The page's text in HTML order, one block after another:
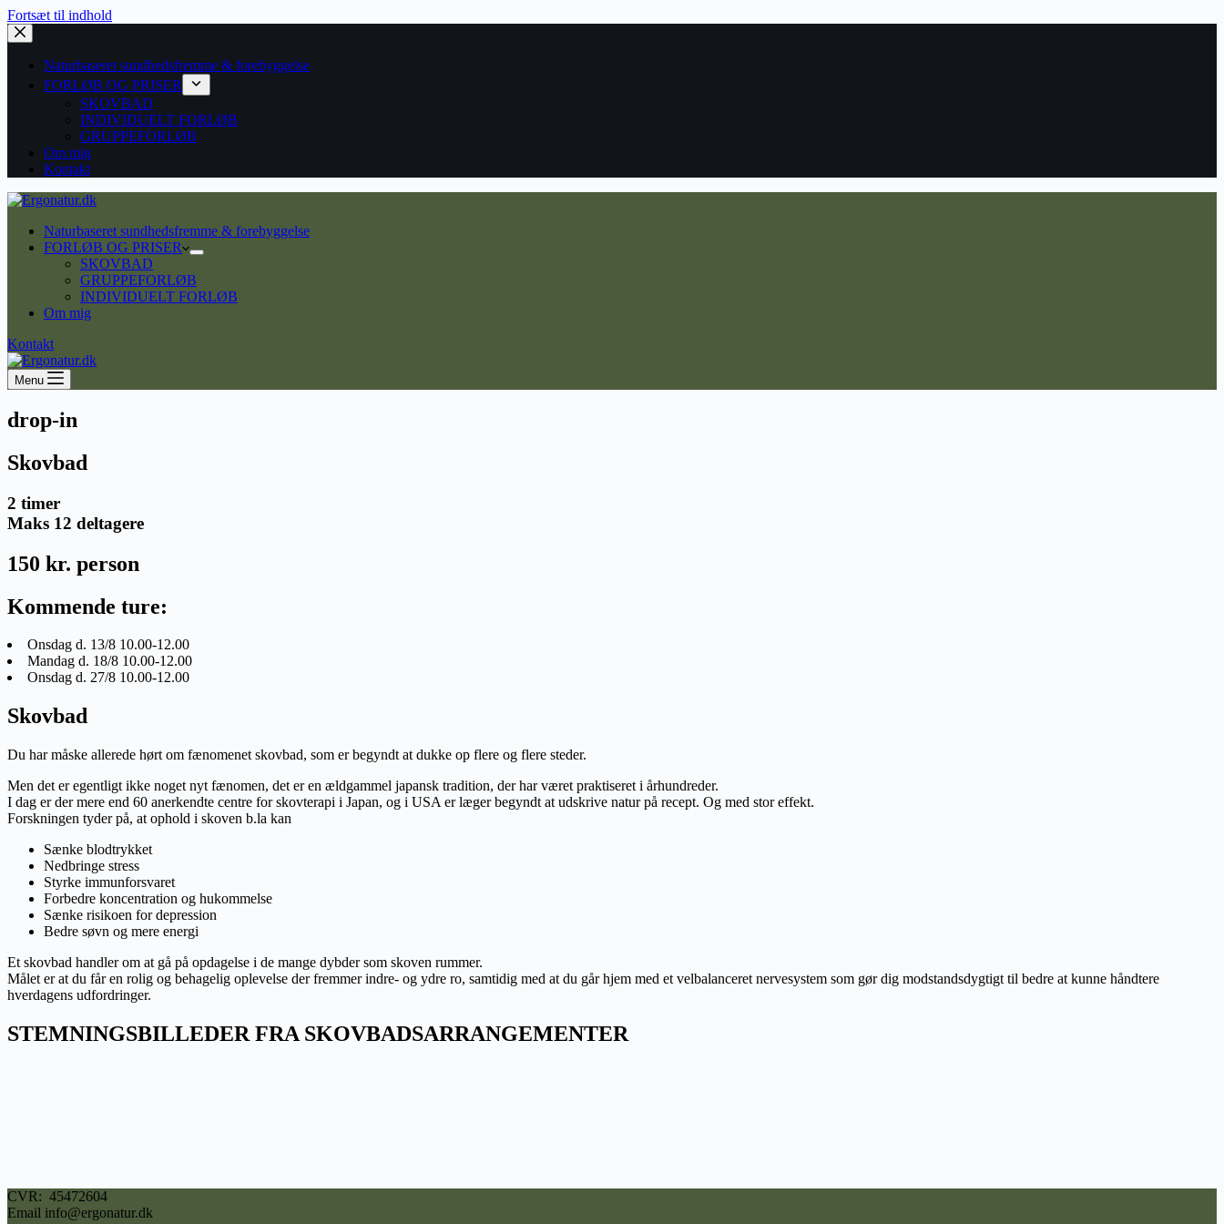
Fortsæt til indhold
Naturbaseret sundhedsfremme & forebyggelse
FORLØB OG PRISER
SKOVBAD
INDIVIDUELT FORLØB
GRUPPEFORLØB
Om mig
Kontakt
Naturbaseret sundhedsfremme & forebyggelse
FORLØB OG PRISER
SKOVBAD
GRUPPEFORLØB
INDIVIDUELT FORLØB
Om mig
Kontakt
Menu
drop-in
Skovbad
2 timer
Maks 12 deltagere
150 kr. person
Kommende ture:
Onsdag d. 13/8 10.00-12.00
Mandag d. 18/8 10.00-12.00
Onsdag d. 27/8 10.00-12.00
Skovbad
Du har måske allerede hørt om fænomenet skovbad, som er begyndt at dukke op flere og flere steder.
Men det er egentligt ikke noget nyt fænomen, det er en ældgammel japansk tradition, der har været praktiseret i århundreder.
I dag er der mere end 60 anerkendte centre for skovterapi i Japan, og i USA er læger begyndt at udskrive natur på recept. Og med stor effekt.
Forskningen tyder på, at ophold i skoven b.la kan
Sænke blodtrykket
Nedbringe stress
Styrke immunforsvaret
Forbedre koncentration og hukommelse
Sænke risikoen for depression
Bedre søvn og mere energi
Et skovbad handler om at gå på opdagelse i de mange dybder som skoven rummer.
Målet er at du får en rolig og behagelig oplevelse der fremmer indre- og ydre ro, samtidig med at du går hjem med et velbalanceret nervesystem som gør dig modstandsdygtigt til bedre at kunne håndtere
hverdagens udfordringer.
STEMNINGSBILLEDER FRA SKOVBADSARRANGEMENTER
CVR: 45472604
Email info@ergonatur.dk